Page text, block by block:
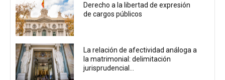
Derecho a la libertad de expresión
de cargos públicos
La relación de afectividad análoga a
la matrimonial: delimitación
jurisprudencial...